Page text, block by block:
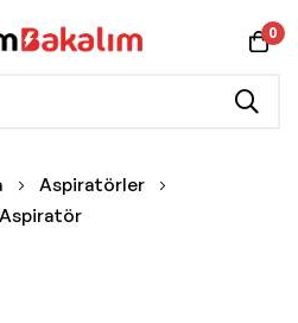
0
Aspiratörler
Aspiratör